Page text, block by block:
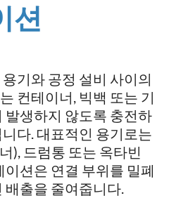
션
기와 공정 설비 사이의
컨테이너, 빅백 또는 기
발생하지 않도록 충전하
다. 대표적인 용기로는
), 드럼통 또는 옥타빈
션은 연결 부위를 밀폐
배출을 줄여줍니다.